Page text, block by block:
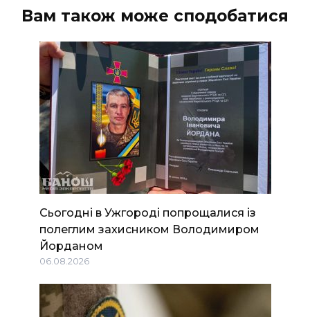
Вам також може сподобатися
Сьогодні в Ужгороді попрощалися із
полеглим захисником Володимиром
Йорданом
06.08.2026